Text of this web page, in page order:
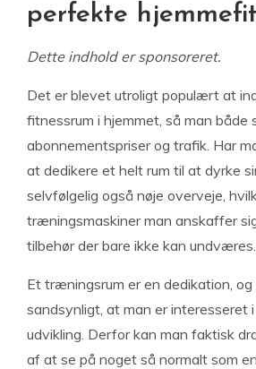
perfekte
Dette indhold er sponsoreret.
Det er blevet utroligt populært at
fitnessrum i hjemmet, så man både
abonnementspriser og trafik. Har
at dedikere et helt rum til at dyrke
selvfølgelig også nøje overveje,
træningsmaskiner man anskaffer
tilbehør der bare ikke kan undværes.
Et træningsrum er en dedikation,
sandsynligt, at man er interesseret
udvikling. Derfor kan man faktisk
af at se på noget så normalt som